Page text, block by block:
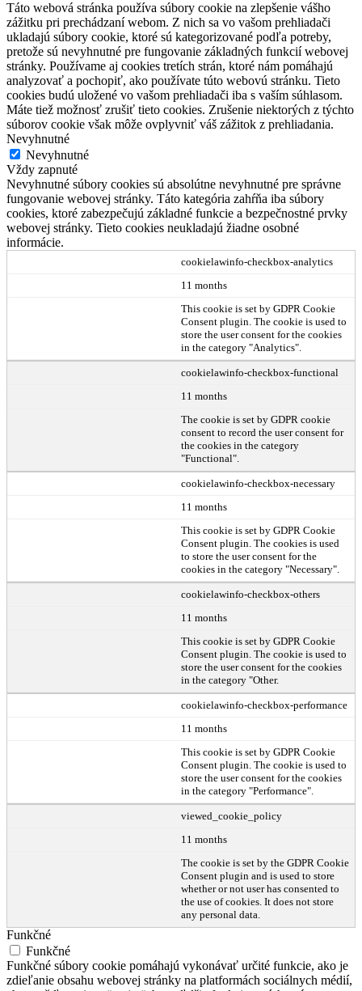
Táto webová stránka používa súbory cookie na zlepšenie vášho
zážitku pri prechádzaní webom. Z nich sa vo vašom prehliadači
ukladajú súbory cookie, ktoré sú kategorizované podľa potreby,
pretože sú nevyhnutné pre fungovanie základných funkcií webovej
stránky. Používame aj cookies tretích strán, ktoré nám pomáhajú
analyzovať a pochopiť, ako používate túto webovú stránku. Tieto
cookies budú uložené vo vašom prehliadači iba s vaším súhlasom.
Máte tiež možnosť zrušiť tieto cookies. Zrušenie niektorých z týchto
súborov cookie však môže ovplyvniť váš zážitok z prehliadania.
Nevyhnutné
Nevyhnutné
Vždy zapnuté
Nevyhnutné súbory cookies sú absolútne nevyhnutné pre správne
fungovanie webovej stránky. Táto kategória zahŕňa iba súbory
cookies, ktoré zabezpečujú základné funkcie a bezpečnostné prvky
webovej stránky. Tieto cookies neukladajú žiadne osobné
informácie.
cookielawinfo-checkbox-analytics
11 months
This cookie is set by GDPR Cookie
Consent plugin. The cookie is used to
store the user consent for the cookies
in the category "Analytics".
cookielawinfo-checkbox-functional
11 months
The cookie is set by GDPR cookie
consent to record the user consent for
the cookies in the category
"Functional".
cookielawinfo-checkbox-necessary
11 months
This cookie is set by GDPR Cookie
Consent plugin. The cookies is used
to store the user consent for the
cookies in the category "Necessary".
cookielawinfo-checkbox-others
11 months
This cookie is set by GDPR Cookie
Consent plugin. The cookie is used to
store the user consent for the cookies
in the category "Other.
cookielawinfo-checkbox-performance
11 months
This cookie is set by GDPR Cookie
Consent plugin. The cookie is used to
store the user consent for the cookies
in the category "Performance".
viewed_cookie_policy
11 months
The cookie is set by the GDPR Cookie
Consent plugin and is used to store
whether or not user has consented to
the use of cookies. It does not store
any personal data.
Funkčné
Funkčné
Funkčné súbory cookie pomáhajú vykonávať určité funkcie, ako je
zdieľanie obsahu webovej stránky na platformách sociálnych médií,